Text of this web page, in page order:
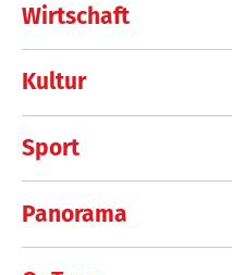
Wirtschaft
Kultur
Sport
Panorama